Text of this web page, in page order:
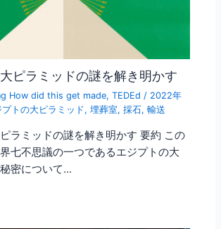
ピラミッドの謎を解き明かす
How did this get made,TEDEd / 2022年
プトの大ピラミッド,埋葬室,採石,輸送
ラミッドの謎を解き明かす 要約 この
七不思議の一つであるエジプトの大
密について…